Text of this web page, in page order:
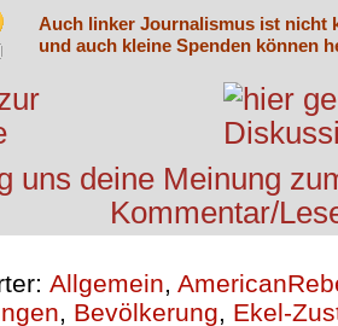
Auch linker Journalismus ist nicht
und auch kleine Spenden können
Allgemein,
, Bevölkerung, Ekel-